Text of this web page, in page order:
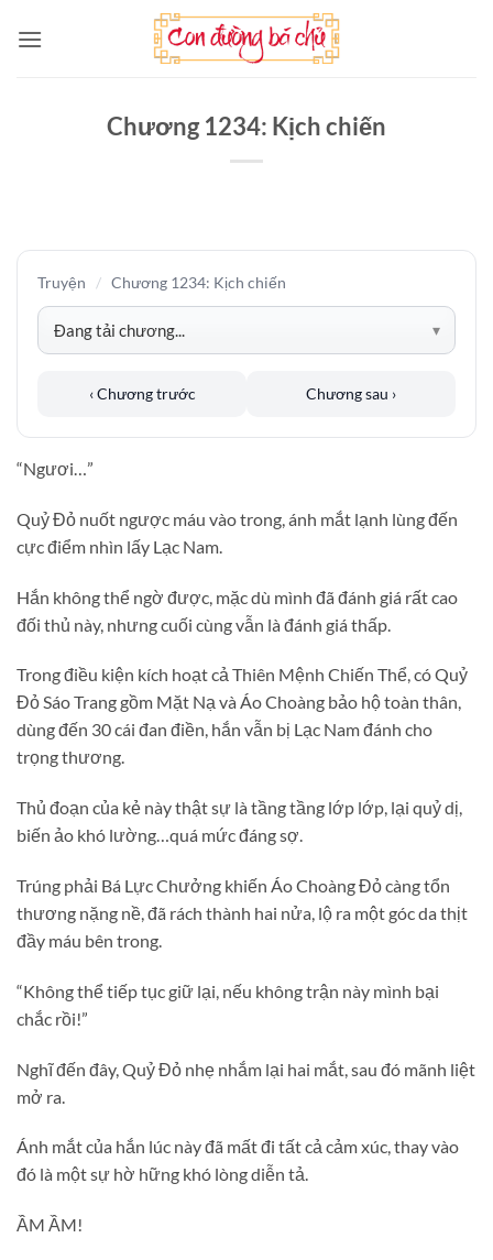
qua
Chương 1234: Kịch chiến
Truyện / Chương 1234: Kịch chiến
‹ Chương trước Chương sau ›
“Ngươi…”
Quỷ Đỏ nuốt ngược máu vào trong, ánh mắt lạnh lùng đến
cực điểm nhìn lấy Lạc Nam.
Hắn không thể ngờ được, mặc dù mình đã đánh giá rất cao
đối thủ này, nhưng cuối cùng vẫn là đánh giá thấp.
Trong điều kiện kích hoạt cả Thiên Mệnh Chiến Thể, có Quỷ
Đỏ Sáo Trang gồm Mặt Nạ và Áo Choàng bảo hộ toàn thân,
dùng đến 30 cái đan điền, hắn vẫn bị Lạc Nam đánh cho
trọng thương.
Thủ đoạn của kẻ này thật sự là tầng tầng lớp lớp, lại quỷ dị,
biến ảo khó lường…quá mức đáng sợ.
Trúng phải Bá Lực Chưởng khiến Áo Choàng Đỏ càng tổn
thương nặng nề, đã rách thành hai nửa, lộ ra một góc da thịt
đầy máu bên trong.
“Không thể tiếp tục giữ lại, nếu không trận này mình bại
chắc rồi!”
Nghĩ đến đây, Quỷ Đỏ nhẹ nhắm lại hai mắt, sau đó mãnh liệt
mở ra.
Ánh mắt của hắn lúc này đã mất đi tất cả cảm xúc, thay vào
đó là một sự hờ hững khó lòng diễn tả.
ẦM ẦM!